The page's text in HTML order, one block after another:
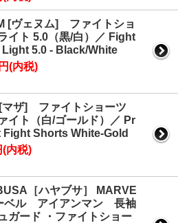
[ヴェヌム] ファイトショ
イト 5.0（黒/白）／ Fight
5.0 - Black/White
(内税)
[マザ] ファイトショーツ
イト（白/ゴールド）／ Pr
Fight Shorts White-Gold
(内税)
［ハヤブサ］ MARVE
ル アイアンマン 長袖
ガード ・ファイトショー